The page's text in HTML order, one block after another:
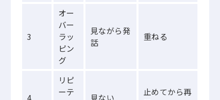
3
オー
バー
ラッ
ピン
グ
見ながら発
話
重ねる
リピ
ーテ
止めてから再